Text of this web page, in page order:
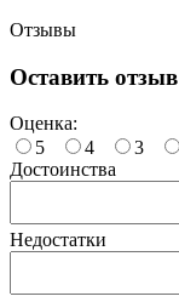
Отзывы
Оставить отзыв
Оценка:
5
4 3
Достоинства
Недостатки